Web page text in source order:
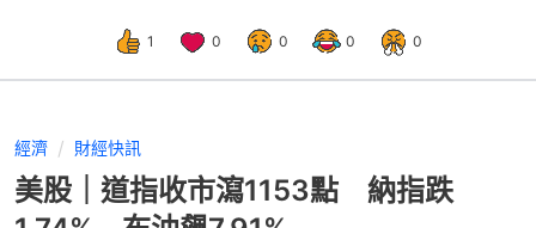
1 0 0 0 0
經濟 財經快訊
美股｜道指收市瀉1153點 納指跌